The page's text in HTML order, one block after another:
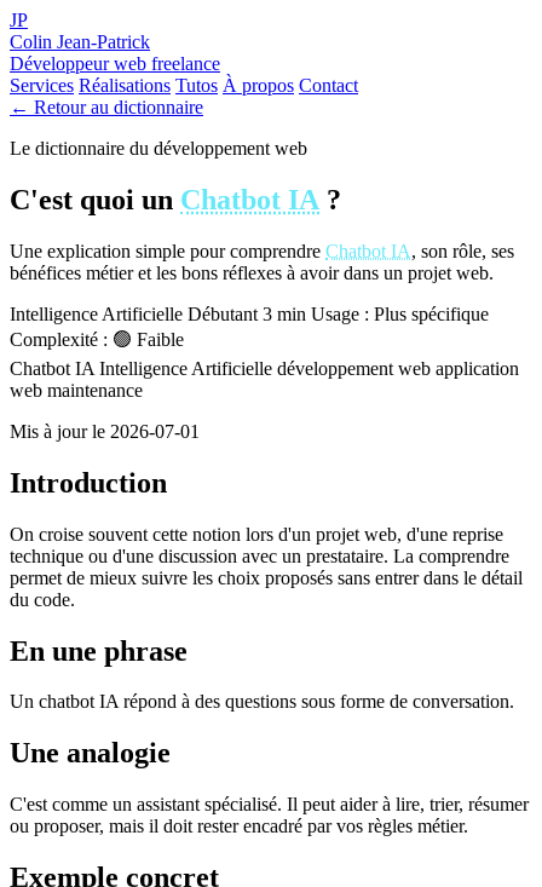
JP
Colin Jean-Patrick
Développeur web freelance
Services Réalisations Tutos À propos Contact
← Retour au dictionnaire
Le dictionnaire du développement web
C'est quoi un Chatbot IA ?
Une explication simple pour comprendre Chatbot IA, son rôle, ses
bénéfices métier et les bons réflexes à avoir dans un projet web.
Intelligence Artificielle Débutant 3 min Usage : Plus spécifique
Complexité : 🟢 Faible
Chatbot IA Intelligence Artificielle développement web application
web maintenance
Mis à jour le 2026-07-01
Introduction
On croise souvent cette notion lors d'un projet web, d'une reprise
technique ou d'une discussion avec un prestataire. La comprendre
permet de mieux suivre les choix proposés sans entrer dans le détail
du code.
En une phrase
Un chatbot IA répond à des questions sous forme de conversation.
Une analogie
C'est comme un assistant spécialisé. Il peut aider à lire, trier, résumer
ou proposer, mais il doit rester encadré par vos règles métier.
Exemple concret